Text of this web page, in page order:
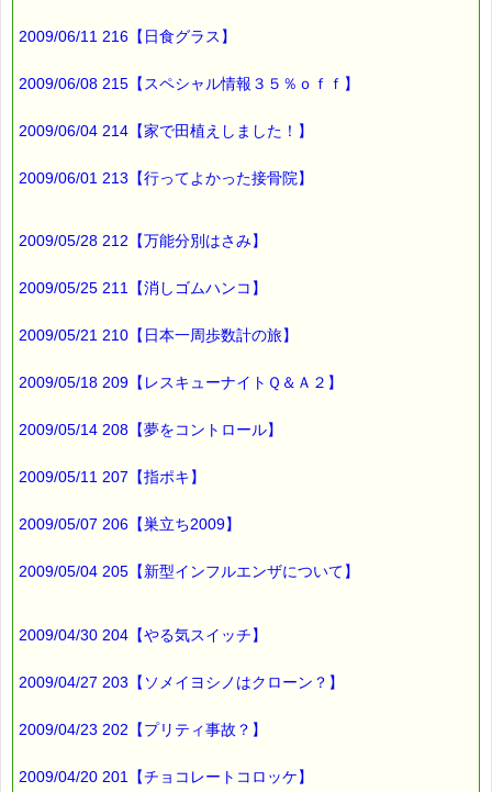
このメールはｅパスタイムをご利用（ご注文、お問い合わせ、プ
応募など）していただいたお客様だけにお届けする限定配信メー
します！
このメールマガジンのバックナンバーはこちらです
購読解除はこちらからできます
と実感していただくのが私のねがいです。
バッチフラワーレメディ専門店＜ｅパスタイム＞
https://pass-thyme.com/
2009/06/11 216【日食グラス】
2009/06/08 215【スペシャル情報３５％ｏｆｆ】
2009/06/04 214【家で田植えしました！】
2009/06/01 213【行ってよかった接骨院】
2009/05/28 212【万能分別はさみ】
2009/05/25 211【消しゴムハンコ】
2009/05/21 210【日本一周歩数計の旅】
2009/05/18 209【レスキューナイトＱ＆Ａ２】
2009/05/14 208【夢をコントロール】
2009/05/11 207【指ポキ】
2009/05/07 206【巣立ち2009】
2009/05/04 205【新型インフルエンザについて】
2009/04/30 204【やる気スイッチ】
2009/04/27 203【ソメイヨシノはクローン？】
2009/04/23 202【プリティ事故？】
2009/04/20 201【チョコレートコロッケ】